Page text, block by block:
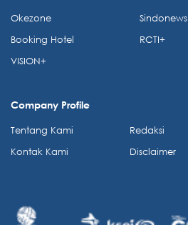
Okezone
Booking Hotel
VISION+
Sindonews
RCTI+
Company Profile
Tentang Kami
Kontak Kami
Redaksi
Disclaimer